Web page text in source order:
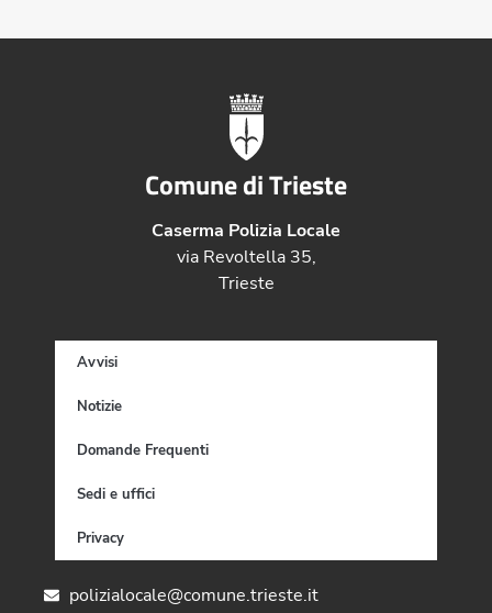
Comune di Trieste
Caserma Polizia Locale
via Revoltella 35,
Trieste
Avvisi
Notizie
Domande Frequenti
Sedi e uffici
Privacy
polizialocale@comune.trieste.it